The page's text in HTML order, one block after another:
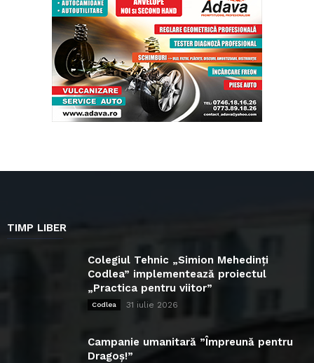
TIMP LIBER
Colegiul Tehnic „Simion Mehedinți
Codlea” implementează proiectul
„Practica pentru viitor”
Codlea 31 iulie 2026
Campanie umanitară ”Împreună pentru
Dragoș!”